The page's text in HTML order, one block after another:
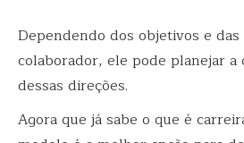
Dependendo dos objetivos e
colaborador, ele pode planejar
dessas direções.
Agora que já sabe o que é